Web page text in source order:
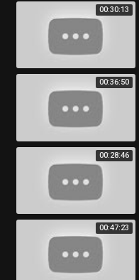
00:30:13
00:36:50
00:28:46
00:47:23